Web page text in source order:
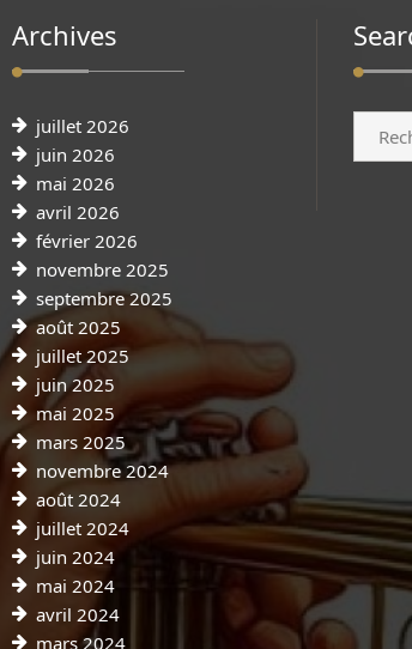
Archives
juillet 2026
juin 2026
mai 2026
avril 2026
février 2026
novembre 2025
septembre 2025
août 2025
juillet 2025
juin 2025
mai 2025
mars 2025
novembre 2024
août 2024
juillet 2024
juin 2024
mai 2024
avril 2024
mars 2024